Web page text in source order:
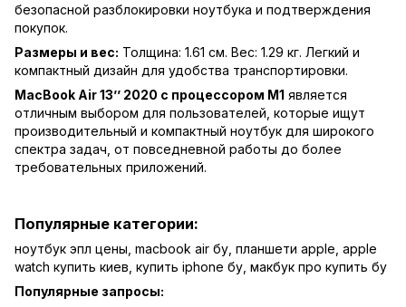
безопасной разблокировки ноутбука и подтверждения
покупок.
Размеры и вес: Толщина: 1.61 см. Вес: 1.29 кг. Легкий и
компактный дизайн для удобства транспортировки.
MacBook Air 13’’ 2020 с процессором M1 является
отличным выбором для пользователей, которые ищут
производительный и компактный ноутбук для широкого
спектра задач, от повседневной работы до более
требовательных приложений.
Популярные категории:
ноутбук эпл цены macbook air бу планшети apple apple
watch купить киев купить iphone бу макбук про купить бу
Популярные запросы: